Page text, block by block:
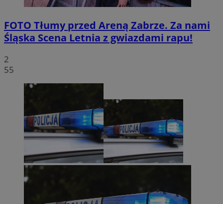
FOTO Tłumy przed Areną Zabrze. Za nami
Śląska Scena Letnia z gwiazdami rapu!
2
55